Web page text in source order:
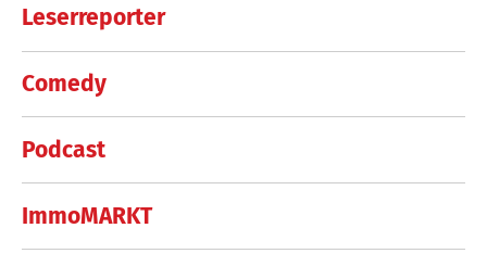
Leserreporter
Comedy
Podcast
ImmoMARKT